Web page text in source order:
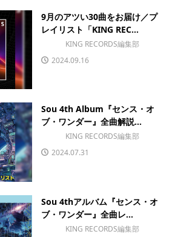
9月のアツい30曲をお届け／プ
レイリスト「KING REC...
KING RECORDS編集部
2024.09.16
Sou 4th Album『センス・オ
ブ・ワンダー』全曲解説...
KING RECORDS編集部
2024.07.31
Sou 4thアルバム『センス・オ
ブ・ワンダー』全曲レ...
KING RECORDS編集部